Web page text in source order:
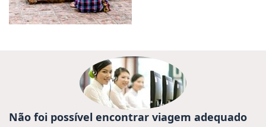
Não foi possível encontrar viagem adequado